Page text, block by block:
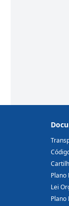
Plano
Lei
Plano